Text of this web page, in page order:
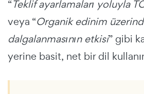
“Teklif ayarlamaları yoluyla
veya “Organik edinim
dalgalanmasının etkisi” gibi
yerine basit, net bir dil